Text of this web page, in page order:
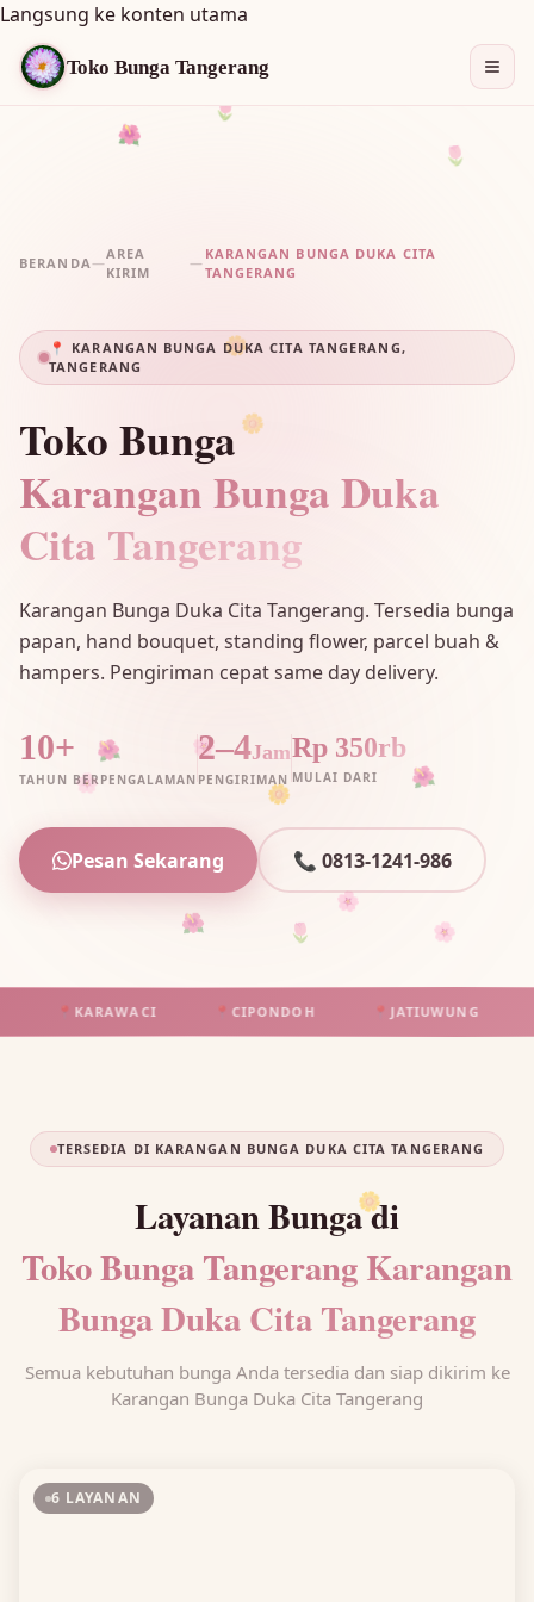
Langsung ke konten utama
Toko Bunga Tangerang
🌸
🌺
🌷
🌼
🌸
🌺
🌷
🌼
🌸
🌺
🌼
🌸
🌺
BERANDA—
AREA
KIRIM
—
KARANGAN BUNGA DUKA CITA
TANGERANG
📍 KARANGAN BUNGA DUKA CITA TANGERANG,
TANGERANG
Toko Bunga
Karangan Bunga Duka
Cita Tangerang
Karangan Bunga Duka Cita Tangerang. Tersedia bunga
papan, hand bouquet, standing flower, parcel buah &
hampers. Pengiriman cepat same day delivery.
10+
TAHUN BERPENGALAMAN
2–4Jam
PENGIRIMAN
Rp 350rb
MULAI DARI
Pesan Sekarang 📞 0813-1241-986
KARAWACI CIPONDOH JATIUWUNG
🌼
TERSEDIA DI KARANGAN BUNGA DUKA CITA TANGERANG
Layanan Bunga di
Toko Bunga Tangerang Karangan
Bunga Duka Cita Tangerang
Semua kebutuhan bunga Anda tersedia dan siap dikirim ke
Karangan Bunga Duka Cita Tangerang
6 LAYANAN